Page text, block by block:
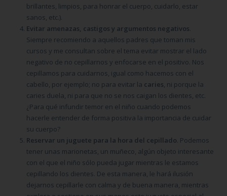
brillantes, limpios, para honrar el cuerpo, cuidarlo, estar
sanos, etc.).
Evitar amenazas, castigos y argumentos negativos.
Siempre recomiendo a aquellos padres que toman mis
cursos y me consultan sobre el tema evitar mostrar el lado
negativo de no cepillarnos y enfocarse en el positivo. Nos
cepillamos para cuidarnos, igual como hacemos con el
cabello, por ejemplo; no para evitar la caries, ni porque la
caries duela, ni para que no se nos caigan los dientes, etc.
¿Para qué infundir temor en el niño cuando podemos
hacerle entender de forma positiva la importancia de cuidar
su cuerpo?
Reservar un juguete para la hora del cepillado. Podemos
tener unas marionetas, un muñeco, algún objeto interesante
con el que el niño sólo pueda jugar mientras le estamos
cepillando los dientes. De esta manera, le hará ilusión
dejarnos cepillarle con calma y de buena manera, mientras